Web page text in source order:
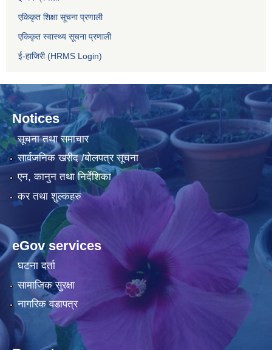
एकिकृत शिक्षा सूचना प्रणाली
एकिकृत स्वास्थ्य सूचना प्रणाली
ई-हाजिरी (HRMS Login)
Notices
सूचना तथा समाचार
सार्वजनिक खरीद /बोलपत्र सूचना
एन, कानुन तथा निर्देशिका
कर तथा शुल्कहरु
eGov services
घटना दर्ता
सामाजिक सुरक्षा
नागरिक वडापत्र